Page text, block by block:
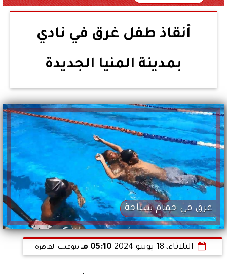
أنقاذ طفل غرق في نادي
بمدينة المنيا الجديدة
عرق في حمام سباحة
الثلاثاء، 18 يونيو 2024 05:10 مـ بتوقيت القاهرة